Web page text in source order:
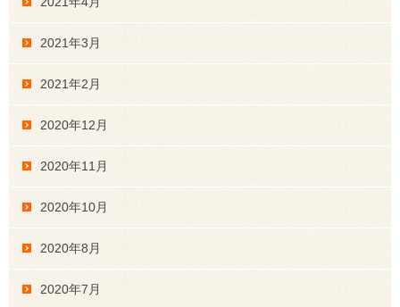
2021年3月
2021年2月
2020年12月
2020年11月
2020年10月
2020年8月
2020年7月